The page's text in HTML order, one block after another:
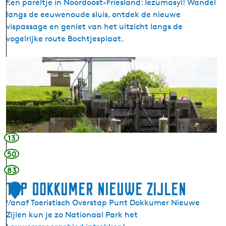
b
a
n
k
I
u
m
a
s
y
l
1
Een pareltje in Noordoost-Friesland: Iezumasyl! Wandel
langs de eeuwenoude sluis, ontdek de nieuwe
vispassage en geniet van het uitzicht langs de
vogelrijke route Bochtjesplaat.
z
u
m
a
s
y
l
13
50
83
1
2
TOP Dokkumer Nieuwe Zijlen
Vanaf Toeristisch Overstap Punt Dokkumer Nieuwe
Zijlen kun je zo Nationaal Park het